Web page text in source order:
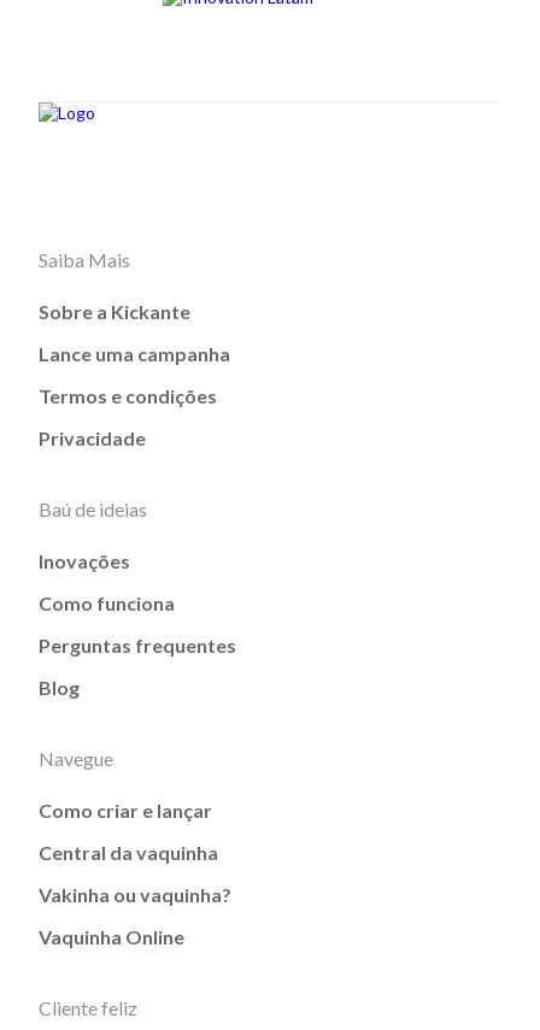
Saiba Mais
Sobre a Kickante
Lance uma campanha
Termos e condições
Privacidade
Baú de ideias
Inovações
Como funciona
Perguntas frequentes
Blog
Navegue
Como criar e lançar
Central da vaquinha
Vakinha ou vaquinha?
Vaquinha Online
Cliente feliz